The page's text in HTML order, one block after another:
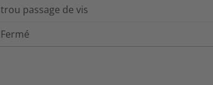
trou passage de vis
Fermé